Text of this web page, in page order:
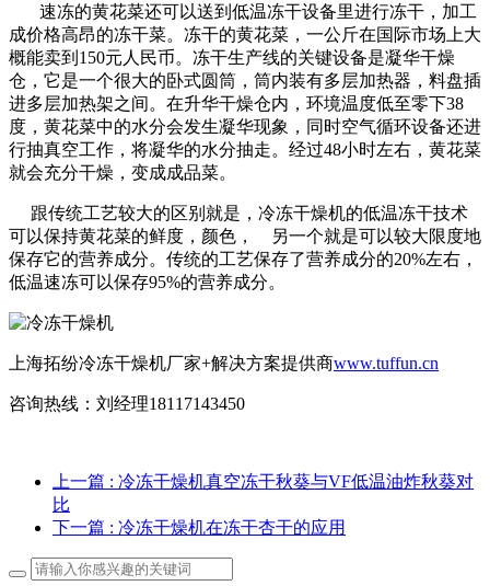
速冻的黄花菜还可以送到低温冻干设备里进行冻干，加工
成价格高昂的冻干菜。冻干的黄花菜，一公斤在国际市场上大
概能卖到150元人民币。冻干生产线的关键设备是凝华干燥
仓，它是一个很大的卧式圆筒，筒内装有多层加热器，料盘插
进多层加热架之间。在升华干燥仓内，环境温度低至零下38
度，黄花菜中的水分会发生凝华现象，同时空气循环设备还进
行抽真空工作，将凝华的水分抽走。经过48小时左右，黄花菜
就会充分干燥，变成成品菜。
跟传统工艺较大的区别就是，冷冻干燥机的低温冻干技术
可以保持黄花菜的鲜度，颜色， 另一个就是可以较大限度地
保存它的营养成分。传统的工艺保存了营养成分的20%左右，
低温速冻可以保存95%的营养成分。
上海拓纷冷冻干燥机厂家+解决方案提供商www.tuffun.cn
咨询热线：刘经理18117143450
上一篇 : 冷冻干燥机真空冻干秋葵与VF低温油炸秋葵对
比
下一篇 : 冷冻干燥机在冻干杏干的应用